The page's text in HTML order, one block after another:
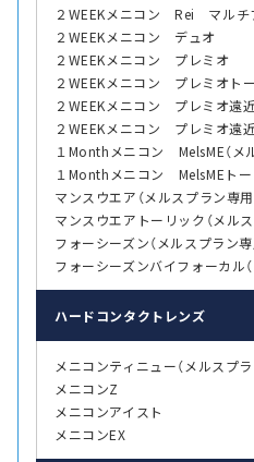
２WEEKメニコン Rei マルチ
２WEEKメニコン デュオ
２WEEKメニコン プレミオ
２WEEKメニコン プレミオト
２WEEKメニコン プレミオ遠
２WEEKメニコン プレミオ遠
１Monthメニコン MelsME（メ
１Monthメニコン MelsMEトー
マンスウエア（メルスプラン専用
マンスウエアトーリック（メル
フォーシーズン（メルスプラン専
フォーシーズンバイフォーカル
ハード コンタクトレンズ
メニコンティニュー（メルスプラ
メニコンZ
メニコンアイスト
メニコンEX